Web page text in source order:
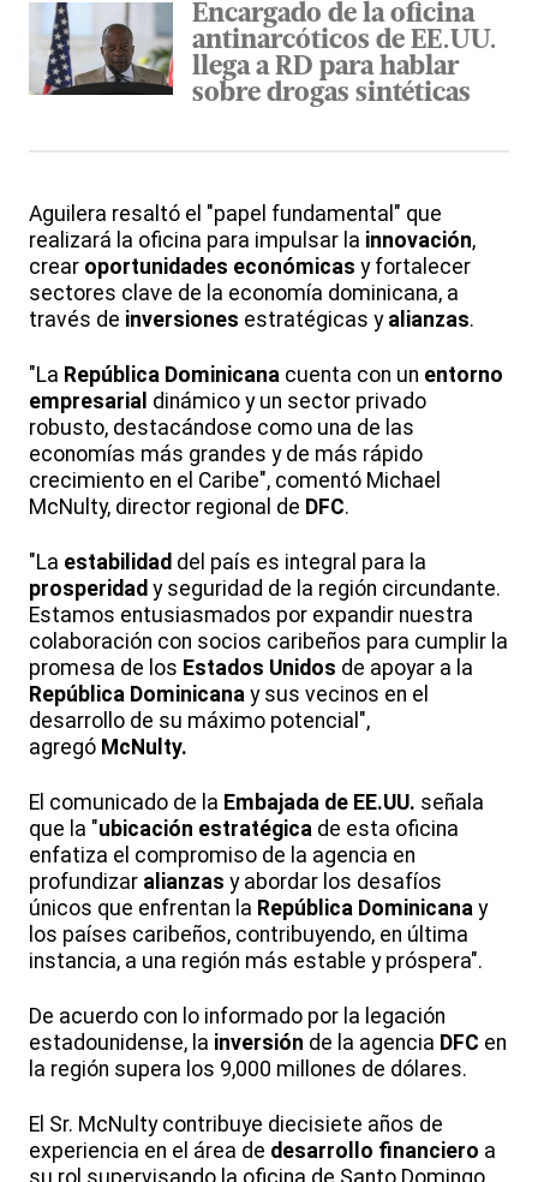
Encargado de la oficina
antinarcóticos de EE.UU.
llega a RD para hablar
sobre drogas sintéticas
Aguilera resaltó el "papel fundamental" que
realizará la oficina para impulsar la innovación,
crear oportunidades económicas y fortalecer
sectores clave de la economía dominicana, a
través de inversiones estratégicas y alianzas.
"La República Dominicana cuenta con un entorno
empresarial dinámico y un sector privado
robusto, destacándose como una de las
economías más grandes y de más rápido
crecimiento en el Caribe", comentó Michael
McNulty, director regional de DFC.
"La estabilidad del país es integral para la
prosperidad y seguridad de la región circundante.
Estamos entusiasmados por expandir nuestra
colaboración con socios caribeños para cumplir la
promesa de los Estados Unidos de apoyar a la
República Dominicana y sus vecinos en el
desarrollo de su máximo potencial",
agregó McNulty.
El comunicado de la Embajada de EE.UU. señala
que la "ubicación estratégica de esta oficina
enfatiza el compromiso de la agencia en
profundizar alianzas y abordar los desafíos
únicos que enfrentan la República Dominicana y
los países caribeños, contribuyendo, en última
instancia, a una región más estable y próspera".
De acuerdo con lo informado por la legación
estadounidense, la inversión de la agencia DFC en
la región supera los 9,000 millones de dólares.
El Sr. McNulty contribuye diecisiete años de
experiencia en el área de desarrollo financiero a